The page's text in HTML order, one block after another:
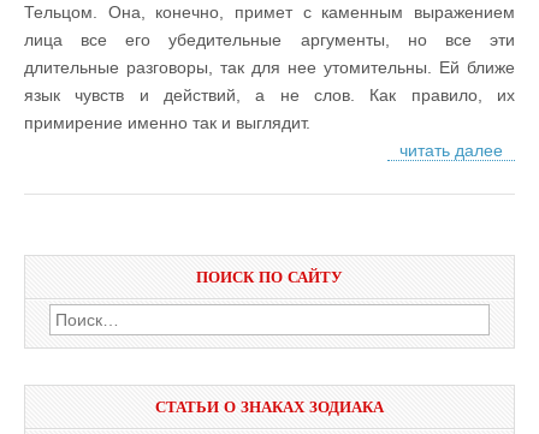
Тельцом. Она, конечно, примет с каменным выражением
лица все его убедительные аргументы, но все эти
длительные разговоры, так для нее утомительны. Ей ближе
язык чувств и действий, а не слов. Как правило, их
примирение именно так и выглядит.
читать далее
ПОИСК ПО САЙТУ
Найти:
СТАТЬИ О ЗНАКАХ ЗОДИАКА